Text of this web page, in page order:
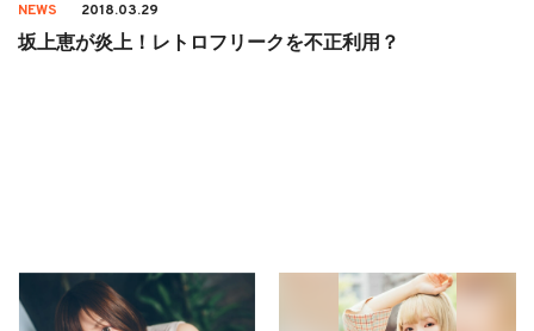
NEWS 2018.03.29
坂上恵が炎上！レトロフリークを不正利用？